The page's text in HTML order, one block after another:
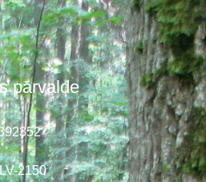
pārvalde
2150